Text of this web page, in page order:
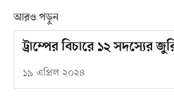
আরও পড়ুন
ট্রাম্পের বিচারে ১২ সদস্যের
১৯ এপ্রিল ২০২৪